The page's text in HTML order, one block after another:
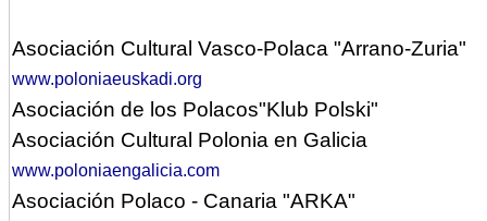
Asociación Cultural Vasco-Polaca "Arrano-Zuria"
www.poloniaeuskadi.org
Asociación de los Polacos"Klub Polski"
Asociación Cultural Polonia en Galicia
www.poloniaengalicia.com
Asociación Polaco - Canaria "ARKA"